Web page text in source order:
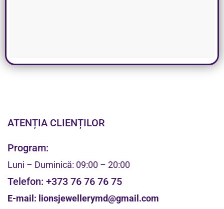
ATENȚIA CLIENȚILOR
Program:
Luni – Duminică: 09:00 – 20:00
Telefon: +373 76 76 76 75
E-mail: lionsjewellerymd@gmail.com